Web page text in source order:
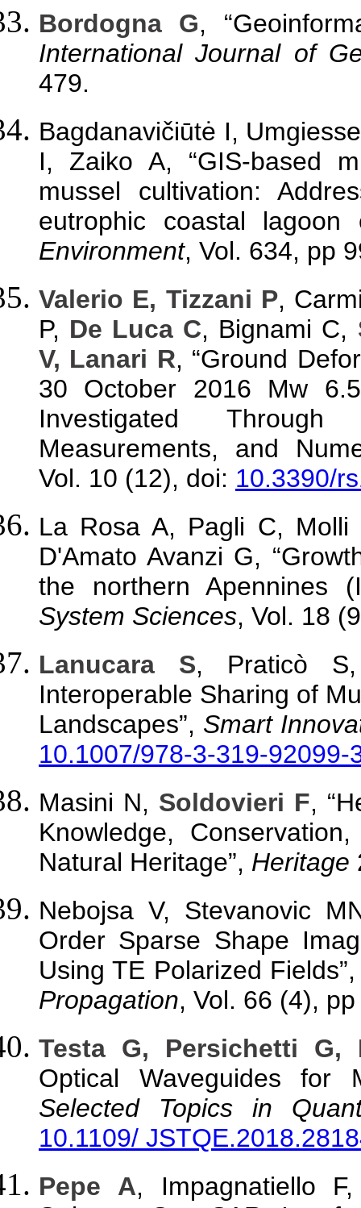
Bordogna G,
International Journal of
479.
Bagdanavičiūtė I,
I, Zaiko A, “GIS-based
mussel cultivation:
eutrophic coastal lagoon
Environment, Vol. 634, pp
Valerio E, Tizzani P,
P, De Luca C, Bignami C,
V, Lanari R, “Ground
30 October 2016 Mw
Investigated
Measurements, and
Vol. 10 (12), doi: 10.3390/
La Rosa A, Pagli C,
D'Amato Avanzi G,
the northern Apennines
System Sciences, Vol. 18
Lanucara S, Praticò S,
Interoperable Sharing of
Landscapes”, Smart
10.1007/978-3-319-92099-
Masini N, Soldovieri F,
Knowledge,
Natural Heritage”, Heritage
Nebojsa V, Stevanovic
Order Sparse Shape
Using TE Polarized
Propagation, Vol. 66 (4),
Testa G, Persichetti G,
Optical Waveguides for
Selected Topics in
10.1109/
Pepe A, Impagnatiello